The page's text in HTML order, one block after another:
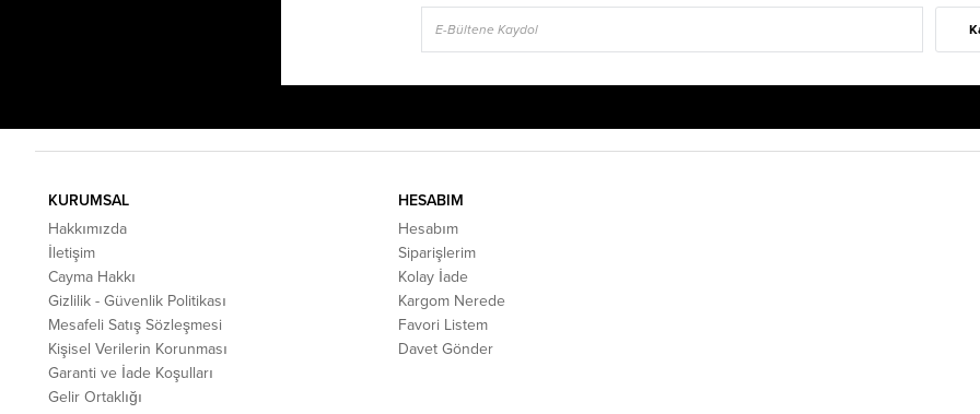
KURUMSAL
Hakkımızda
İletişim
Cayma Hakkı
Gizlilik - Güvenlik Politikası
Mesafeli Satış Sözleşmesi
Kişisel Verilerin Korunması
Garanti ve İade Koşulları
Gelir Ortaklığı
HESABIM
Hesabım
Siparişlerim
Kolay İade
Kargom Nerede
Favori Listem
Davet Gönder